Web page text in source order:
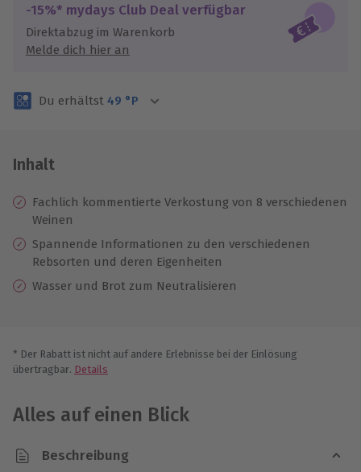
Jeder Gutschein für alle Erlebnisse einlösbar.
Maximale Sicherheit
3 Jahre gültig & verlängerbar.
-15%* mydays Club Deal verfügbar
Direktabzug im Warenkorb
Melde dich hier an
Du erhältst 49 °P
Inhalt
Fachlich kommentierte Verkostung von 8 verschiedenen
Weinen
Spannende Informationen zu den verschiedenen
Rebsorten und deren Eigenheiten
Wasser und Brot zum Neutralisieren
* Der Rabatt ist nicht auf andere Erlebnisse bei der Einlösung
übertragbar. Details
Alles auf einen Blick
Beschreibung